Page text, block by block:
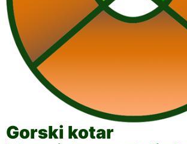
Gorski kotar